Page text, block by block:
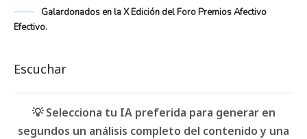
Galardonados en la X Edición del Foro Premios Afectivo
Efectivo.
Escuchar
💡 Selecciona tu IA preferida para generar en
segundos un análisis completo del contenido y una